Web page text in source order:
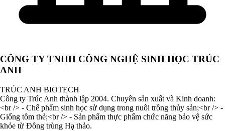
CÔNG TY TNHH CÔNG NGHỆ SINH HỌC TRÚC
ANH
TRÚC ANH BIOTECH
Công ty Trúc Anh thành lập 2004. Chuyên sản xuất và Kinh doanh:
<br /> - Chế phẩm sinh học sử dụng trong nuôi trồng thủy sản;<br /> -
Giống tôm thẻ;<br /> - Sản phẩm thực phẩm chức năng bảo vệ sức
khỏe từ Đông trùng Hạ thảo.